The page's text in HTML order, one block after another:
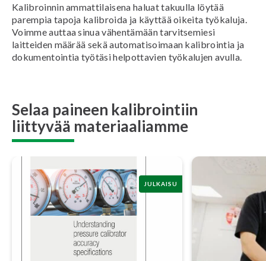
Kalibroinnin ammattilaisena haluat takuulla löytää
parempia tapoja kalibroida ja käyttää oikeita työkaluja.
Voimme auttaa sinua vähentämään tarvitsemiesi
laitteiden määrää sekä automatisoimaan kalibrointia ja
dokumentointia työtäsi helpottavien työkalujen avulla.
Selaa paineen kalibrointiin
liittyvää materiaaliamme
JULKAISU